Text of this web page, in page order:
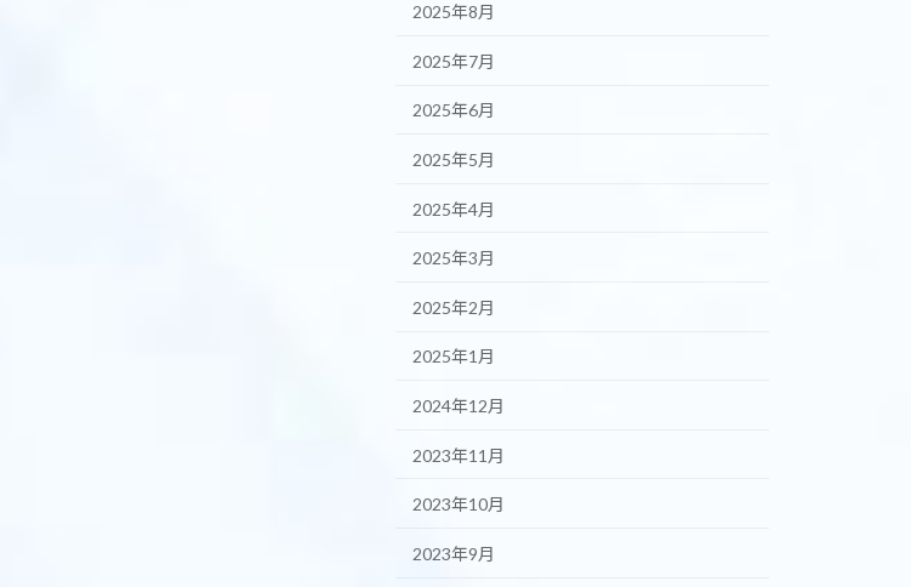
2025年8月
2025年7月
2025年6月
2025年5月
2025年4月
2025年3月
2025年2月
2025年1月
2024年12月
2023年11月
2023年10月
2023年9月